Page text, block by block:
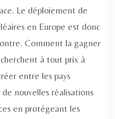
Le déploiement de
en Europe est donc
Comment la gagner
à tout prix à
entre les pays
nouvelles réalisations
en protégeant les